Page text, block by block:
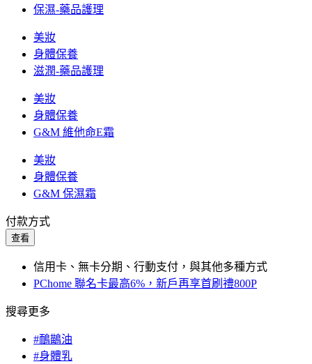
保濕-藥品護理
美妝
身體保養
滋潤-藥品護理
美妝
身體保養
G&M 維他命E霜
美妝
身體保養
G&M 保濕霜
付款方式
查看
信用卡、無卡分期、行動支付，與其他多種方式
PChome 聯名卡最高6%，新戶再享首刷禮800P
搜尋更多
#鴯鶓油
#身體乳